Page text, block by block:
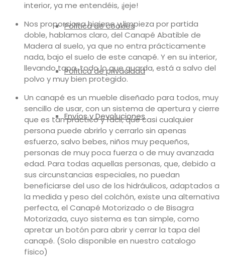
Política de cookies
Política de privacidad
Envíos y Devoluciones
interior, ya me entendéis, ¡jeje!
Nos proporciona higiene y limpieza por partida
doble, hablamos claro, del Canapé Abatible de
Madera al suelo, ya que no entra prácticamente
nada, bajo el suelo de este canapé. Y en su interior,
llevando tapa, todo lo que guarda, está a salvo del
polvo y muy bien protegido.
Un canapé es un mueble diseñado para todos, muy
sencillo de usar, con un sistema de apertura y cierre
que es tan practico y fácil, que casi cualquier
persona puede abrirlo y cerrarlo sin apenas
esfuerzo, salvo bebes, niños muy pequeños,
personas de muy poca fuerza o de muy avanzada
edad. Para todas aquellas personas, que, debido a
sus circunstancias especiales, no puedan
beneficiarse del uso de los hidráulicos, adaptados a
la medida y peso del colchón, existe una alternativa
perfecta, el Canapé Motorizado o de Bisagra
Motorizada, cuyo sistema es tan simple, como
apretar un botón para abrir y cerrar la tapa del
canapé. (Solo disponible en nuestro catalogo
físico)